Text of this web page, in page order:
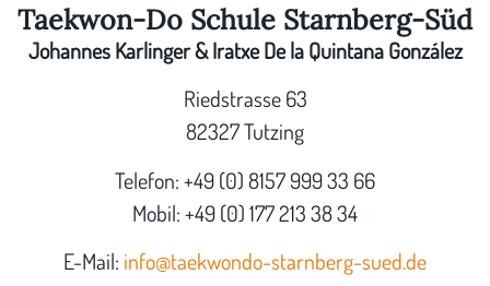
Taekwon-Do Schule Starnberg-Süd
Johannes Karlinger & Iratxe De la Quintana González
Riedstrasse 63
82327 Tutzing
Telefon: +49 (0) 8157 999 33 66
Mobil: +49 (0) 177 213 38 34
E-Mail: info@taekwondo-starnberg-sued.de